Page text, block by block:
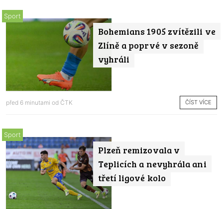
Bohemians 1905 zvítězili ve
Zlíně a poprvé v sezoně
vyhráli
Sport
před 6 minutami od ČTK ČÍST VÍCE
Plzeň remizovala v
Teplicích a nevyhrála ani
třetí ligové kolo
Sport